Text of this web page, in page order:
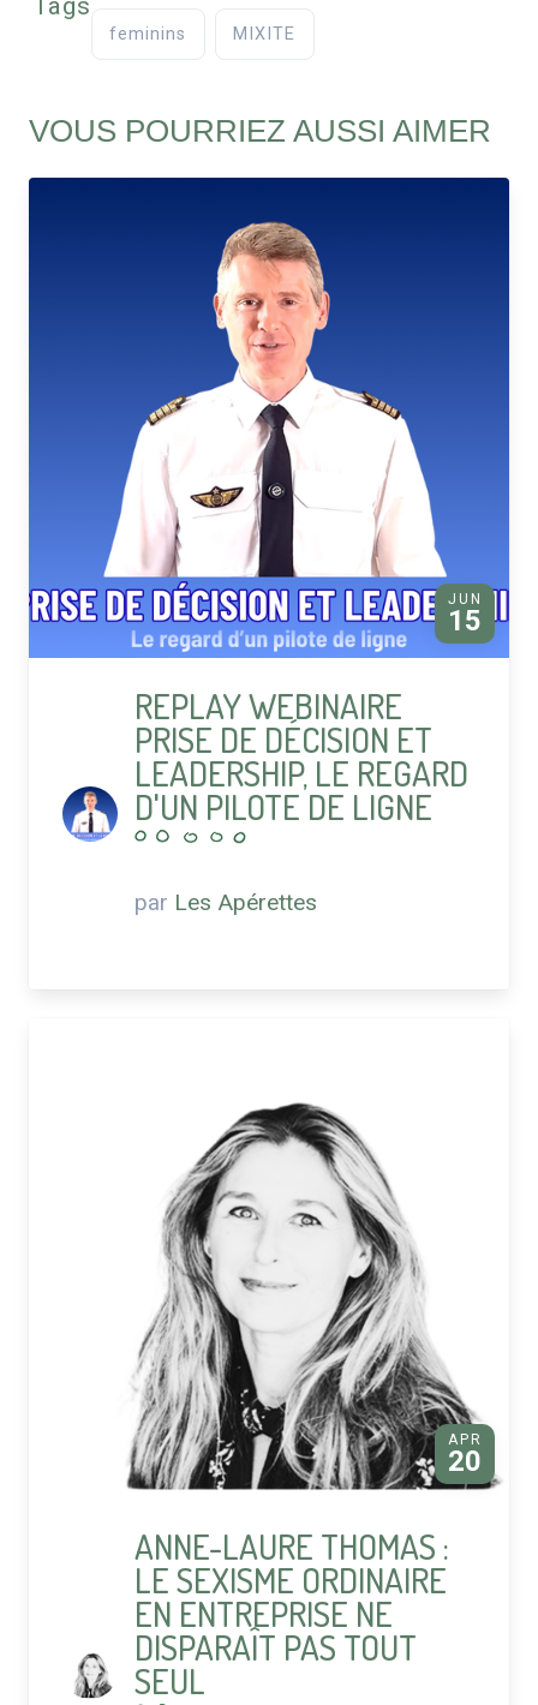
feminins MIXITE
VOUS POURRIEZ AUSSI AIMER
JUN
15
REPLAY WEBINAIRE
PRISE DE DÉCISION ET
LEADERSHIP, LE REGARD
D'UN PILOTE DE LIGNE
par Les Apérettes
APR
20
ANNE-LAURE THOMAS :
LE SEXISME ORDINAIRE
EN ENTREPRISE NE
DISPARAÎT PAS TOUT
SEUL